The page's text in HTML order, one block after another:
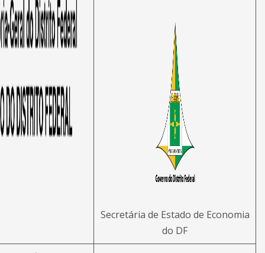
Secretária de Estado de Economia
do DF